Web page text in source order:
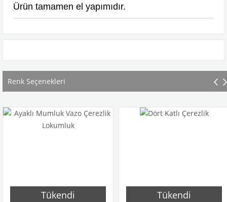
Ürün tamamen el yapımıdır.
Renk Seçenekleri
Tükendi Tükendi